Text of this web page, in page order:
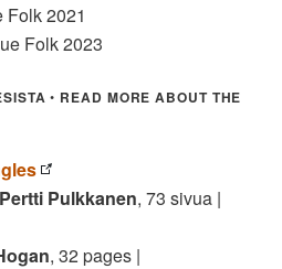
Folk 2021
Folk 2023
• READ MORE ABOUT THE
Pertti Pulkkanen, 73 sivua |
, 32 pages |